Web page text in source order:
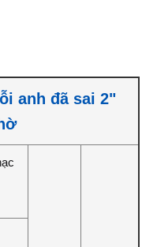
anh đã sai 2"